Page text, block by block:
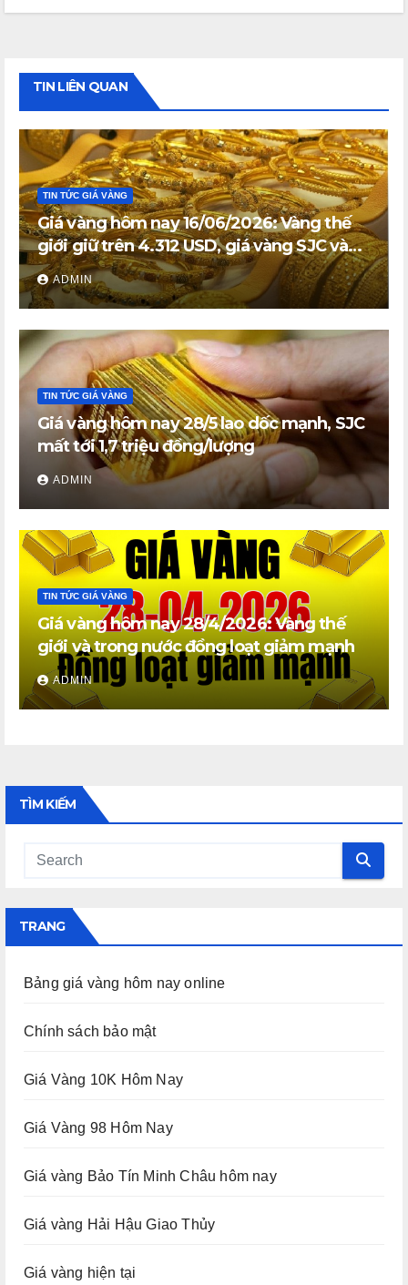
Tải ngay trên CH Play
TIN LIÊN QUAN
TIN TỨC GIÁ VÀNG
Giá vàng hôm nay 16/06/2026: Vàng thế
giới giữ trên 4.312 USD, giá vàng SJC và
vàng nhẫn trong nước đi ngang
ADMIN
TIN TỨC GIÁ VÀNG
Giá vàng hôm nay 28/5 lao dốc mạnh, SJC
mất tới 1,7 triệu đồng/lượng
ADMIN
TIN TỨC GIÁ VÀNG
Giá vàng hôm nay 28/4/2026: Vàng thế
giới và trong nước đồng loạt giảm mạnh
ADMIN
TÌM KIẾM
TRANG
Bảng giá vàng hôm nay online
Chính sách bảo mật
Giá Vàng 10K Hôm Nay
Giá Vàng 98 Hôm Nay
Giá vàng Bảo Tín Minh Châu hôm nay
Giá vàng Hải Hậu Giao Thủy
Giá vàng hiện tại